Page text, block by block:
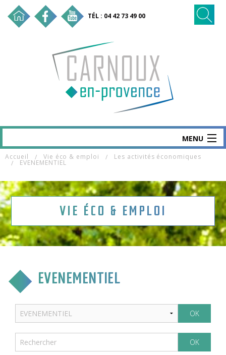
TÉL : 04 42 73 49 00
MENU
CARNOUX
MAIRIE & SERVICES
SANTÉ & SOCIAL
VIE ÉCO & EMPLOI
CULTURE & COMMUNICATION
VIE ASSOCIATIVE
ENVIRONNEMENT & QUALITÉ
Accueil Vie éco & emploi Les activités économiques
EVENEMENTIEL
VIE ÉCO & EMPLOI
EVENEMENTIEL